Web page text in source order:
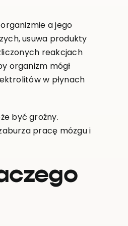
a jego
usuwa produkty
reakcjach
organizm mógł
w płynach
być groźny.
pracę mózgu i